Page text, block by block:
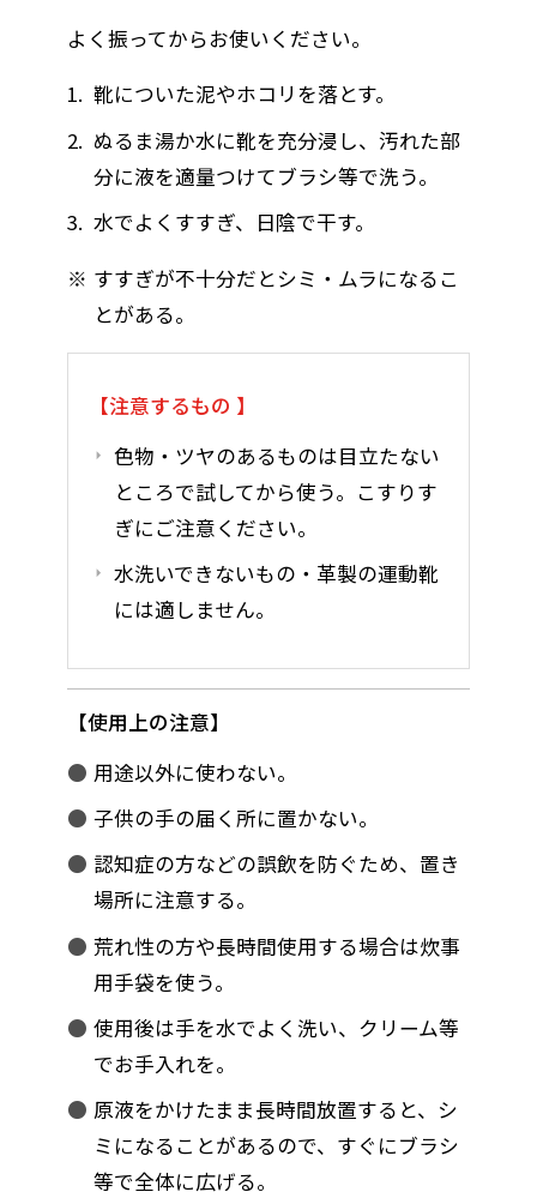
よく振ってからお使いください。
靴についた泥やホコリを落とす。
ぬるま湯か水に靴を充分浸し、汚れた部
分に液を適量つけてブラシ等で洗う。
水でよくすすぎ、日陰で干す。
すすぎが不十分だとシミ・ムラになるこ
とがある。
注意するもの
色物・ツヤのあるものは目立たない
ところで試してから使う。こすりす
ぎにご注意ください。
水洗いできないもの・革製の運動靴
には適しません。
使用上の注意
用途以外に使わない。
子供の手の届く所に置かない。
認知症の方などの誤飲を防ぐため、置き
場所に注意する。
荒れ性の方や長時間使用する場合は炊事
用手袋を使う。
使用後は手を水でよく洗い、クリーム等
でお手入れを。
原液をかけたまま長時間放置すると、シ
ミになることがあるので、すぐにブラシ
等で全体に広げる。